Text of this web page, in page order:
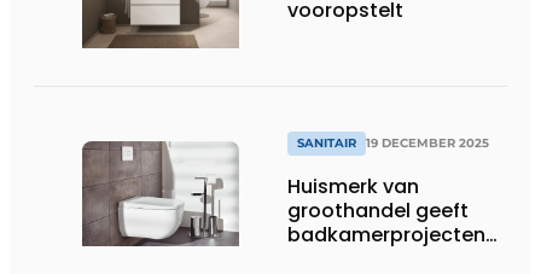
vooropstelt
SANITAIR 19 DECEMBER 2025
Huismerk van
groothandel geeft
badkamerprojecten